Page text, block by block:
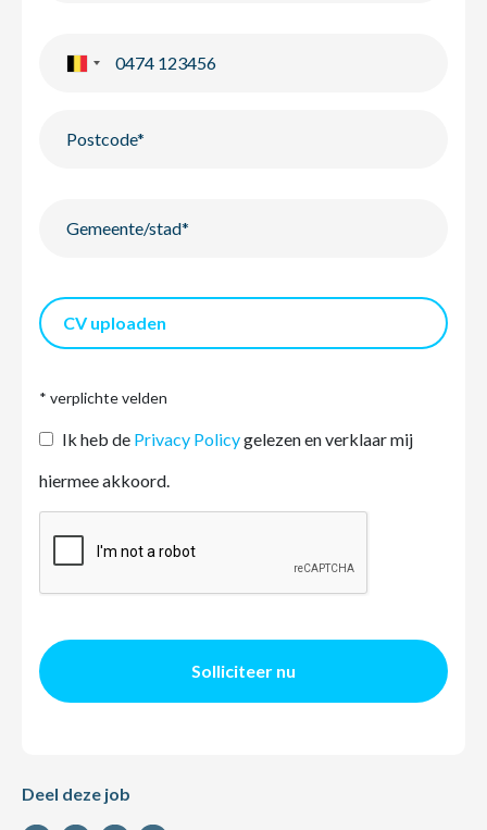
CV uploaden
* verplichte velden
Ik heb de Privacy Policygelezen en verklaar mij
hiermee akkoord.
Solliciteer nu
Deel deze job